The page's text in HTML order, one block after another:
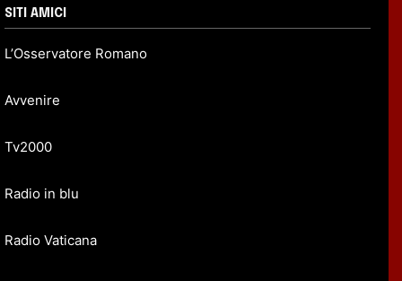
SITI AMICI
L’Osservatore Romano
Avvenire
Tv2000
Radio in blu
Radio Vaticana